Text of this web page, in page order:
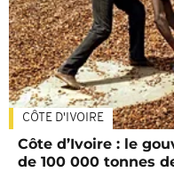
CÔTE D'IVOIRE
Côte d’Ivoire : le
de 100 000 tonnes